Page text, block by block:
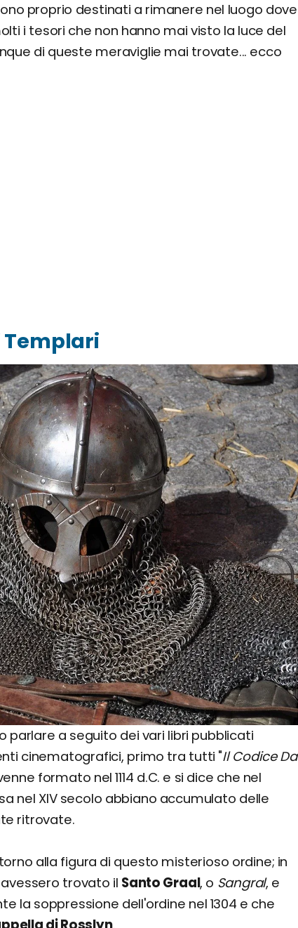
proprio destinati a rimanere nel luogo dove
i tesori che non hanno mai visto la luce del
di queste meraviglie mai trovate... ecco
Templari
a seguito dei vari libri pubblicati
cinematografici, primo tra tutti "Il Codice Da
formato nel 1114 d.C. e si dice che nel
nel XIV secolo abbiano accumulato delle
ritrovate.
alla figura di questo misterioso ordine; in
trovato il Santo Graal, o Sangral, e
la soppressione dell'ordine nel 1304 e che